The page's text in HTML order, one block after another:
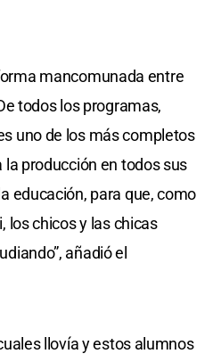
mancomunada entre
todos los programas,
uno de los más completos
la producción en todos sus
educación, para que, como
los chicos y las chicas
añadió el
llovía y estos alumnos